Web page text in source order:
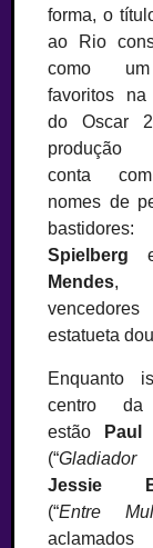
forma, o
ao Rio
como
favoritos na
do Oscar
produção
conta
nomes de
bastidores:
Spielberg
Mendes,
estatueta
Enquanto
centro da
estão
Paul
(“
Jessie
(“Entre